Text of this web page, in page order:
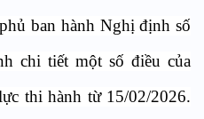
ban hành Nghị định số
chi tiết một số điều của
thi hành từ 15/02/2026.